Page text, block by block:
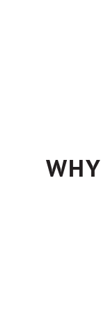
WHY